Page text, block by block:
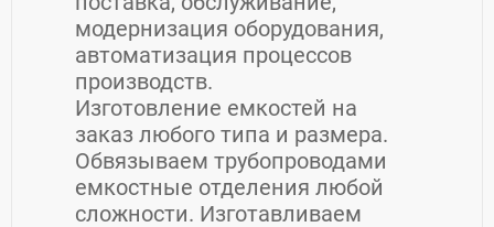
модернизация оборудования,
автоматизация процессов
производств.
Изготовление емкостей на
заказ любого типа и размера.
Обвязываем трубопроводами
емкостные отделения любой
сложности. Изготавливаем